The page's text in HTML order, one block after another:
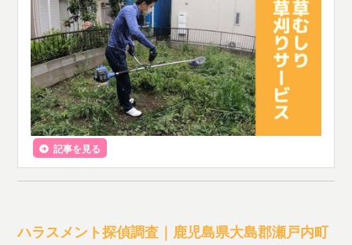
記事を見る
ハラスメント探偵調査｜鹿児島県大島郡瀬戸内町